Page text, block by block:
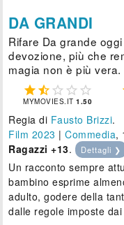
DA GRANDI
Rifare Da grande
devozione, più che
magia non è più vera.
    
MYMOVIES.IT1.50
Regia di Fausto Brizzi.
Film 2023 |Commedia,
Ragazzi +13. Dettagli ❯
Un racconto sempre
bambino esprime
adulto, godere della
dalle regole imposte